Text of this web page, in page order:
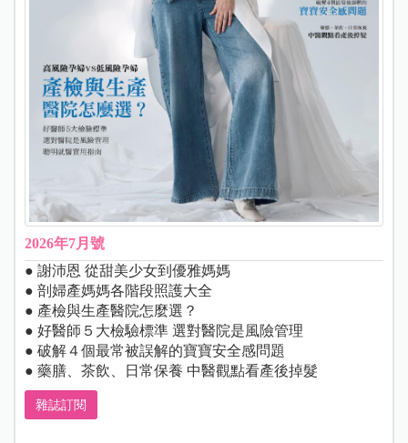
2026年7月號
● 謝沛恩 從甜美少女到優雅媽媽
● 剖婦產媽媽各階段照護大全
● 產檢與生產醫院怎麼選？
● 好醫師５大檢驗標準 選對醫院是風險管理
● 破解４個最常被誤解的寶寶安全感問題
● 藥膳、茶飲、日常保養 中醫觀點看產後掉髮
雜誌訂閱